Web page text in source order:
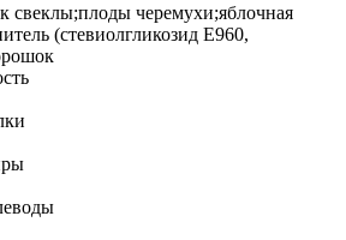
черемухи;яблочная
(стевиолгликозид Е960,